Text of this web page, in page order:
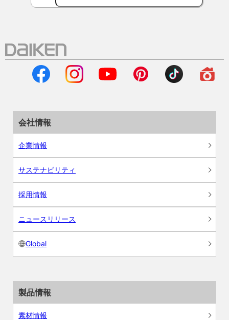
会社情報
企業情報
サステナビリティ
採用情報
ニュースリリース
Global
製品情報
素材情報